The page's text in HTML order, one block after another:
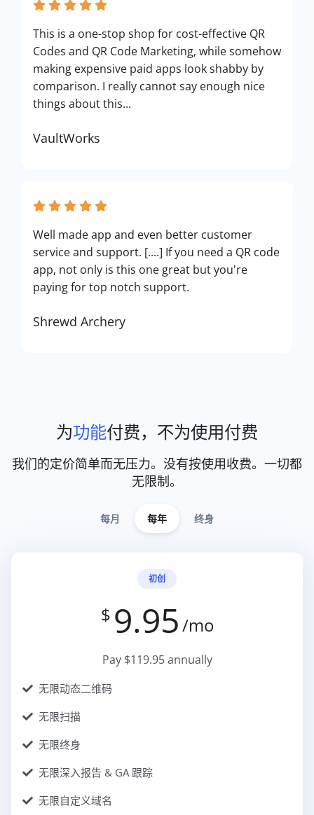
This is a one-stop shop for cost-effective QR
Codes and QR Code Marketing, while somehow
making expensive paid apps look shabby by
comparison. I really cannot say enough nice
things about this...
VaultWorks
Well made app and even better customer
service and support. [....] If you need a QR code
app, not only is this one great but you're
paying for top notch support.
Shrewd Archery
为功能付费，不为使用付费
我们的定价简单而无压力。没有按使用收费。一切都
无限制。
每月 每年 终身
初创
$ 9.95/mo
Pay $119.95 annually
无限动态二维码
无限扫描
无限终身
无限深入报告 & GA 跟踪
无限自定义域名